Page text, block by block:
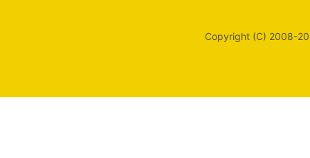
Copyright (C) 2008-